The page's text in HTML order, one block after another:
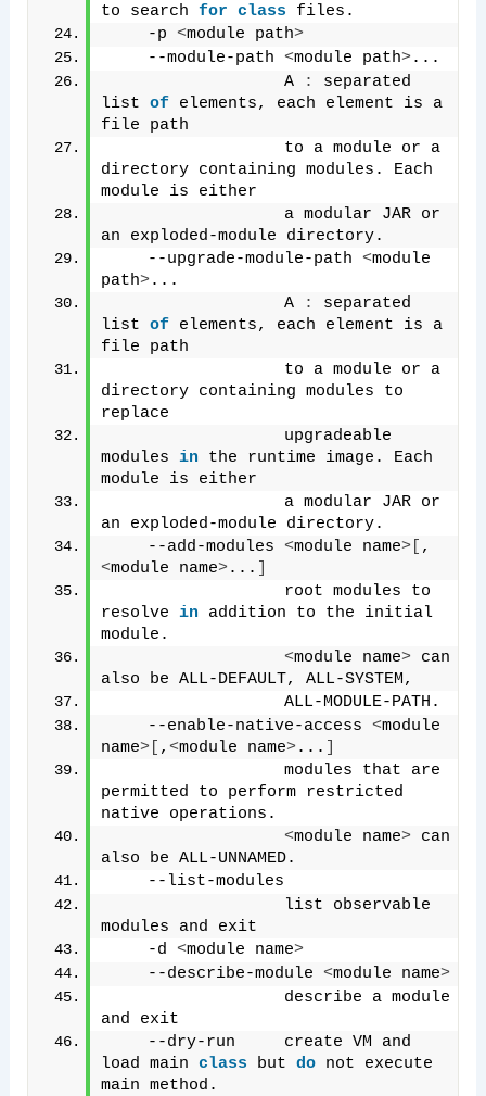
to search for class files.
    -p
<module path>
    --module-path
<module path>...
                  A
:
separated
list of elements, each element is a
file path
                  to a module or a
directory containing modules. Each
module is either
                  a modular JAR or
an exploded-module directory.
    --upgrade-module-path
<module
path>...
                  A
:
separated
list of elements, each element is a
file path
                  to a module or a
directory containing modules to
replace
                  upgradeable
modules in the runtime image. Each
module is either
                  a modular JAR or
an exploded-module directory.
    --add-modules
<module name>[
,
<module name>...
                  root modules to
resolve in addition to the initial
module.
<module name> can
also be ALL-DEFAULT, ALL-SYSTEM,
                  ALL-MODULE-PATH.
    --enable-native-access
<module
name>[ , <module name>...
                  modules that are
permitted to perform restricted
native operations.
<module name> can
also be ALL-UNNAMED.
    --list-modules
                  list observable
modules and exit
    -d
<module name>
    --describe-module
<module name>
                  describe a module
and exit
    --dry-run     create VM and
load main class but do not execute
main method.